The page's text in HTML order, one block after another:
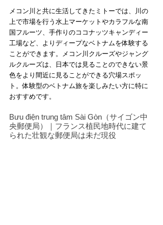
メコン川と共に生活してきたミトーでは、川の
上で市場を行う水上マーケットやカラフルな南
国フルーツ、手作りのココナッツキャンディー
工場など、よりディープなベトナムを体験する
ことができます。メコン川クルーズやジャング
ルクルーズは、日本では見ることのできない景
色をより間近に見ることができる穴場スポッ
ト。体験型のベトナム旅を楽しみたい方に特に
おすすめです。
Bưu điện trung tâm Sài Gòn（サイゴン中
央郵便局）｜フランス植民地時代に建て
られた壮観な郵便局は未だ現役